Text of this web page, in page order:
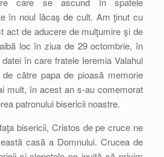
în noul lăcaş de cult. Am ţinut cu
act de aducere de mulţumire şi de
loc în ziua de 29 octombrie, în
în care fratele Ieremia Valahul
către papa de pioasă memorie
mult, în acest an s-au comemorat
patronului bisericii noastre.
bisericii, Cristos de pe cruce ne
casă a Domnului. Crucea de